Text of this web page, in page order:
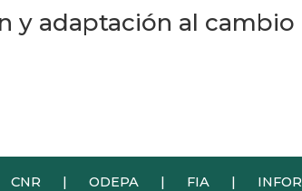
y adaptación al cambio
CNR | ODEPA | FIA | INFOR